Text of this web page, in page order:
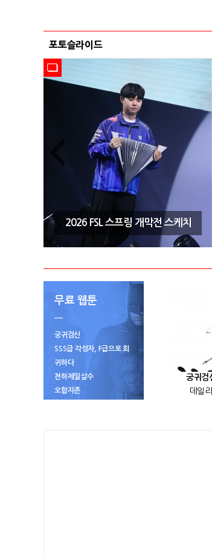
포토슬라이드
2026 FSL 스프링 개막전 스케치
무료 웹툰
궁귀검신
SSS급 각성자, F급으로 회
귀하다
천하제일살수
오합지존
궁귀검
데일